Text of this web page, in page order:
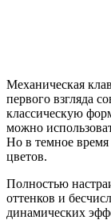
Механическая
первого взгляда
классическую
можно
Но в темное время
цветов.
Полностью
оттенков и
динамических